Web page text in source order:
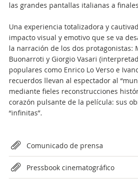
las grandes pantallas italianas a
Una experiencia totalizadora y
impacto visual y emotivo que se va
la narración de los dos protagonistas:
Buonarroti y Giorgio Vasari
populares como Enrico Lo Verso e
recuerdos llevan al espectador al
mediante fieles reconstrucciones
corazón pulsante de la película: sus
“infinitas”.
Attachments
Comunicado de prensa
Pressbook cinematográfico